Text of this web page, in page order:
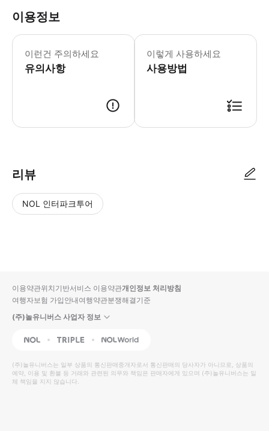
이용정보
이런건 주의하세요
유의사항
모든 여행자의 이름을 신분증 또는 여
이렇게 사용하세요
사용방법
리뷰
NOL 인터파크투어
입니
다.
높
은
순
동
영
상
순
상
이용약관위치기반서비스 이용약관개인정보 처리방침
여행자보험 가입안내여행약관분쟁해결기준
(주)놀유니버스 사업자 정보
NOL Triple Interpark Global
(주)놀유니버스는 일부 상품의 통신판매중개자로서 통신판매의 당사자가 아니므로, 상품의
예약, 이용 및 환불 등 거래와 관련된 의무와 책임은 판매자에게 있으며 (주)놀유니버스는 일
체 책임을 지지 않습니다.